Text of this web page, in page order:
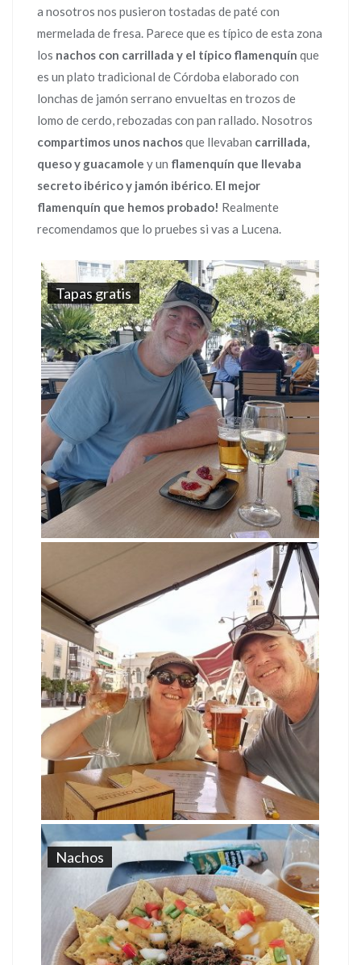
a nosotros nos pusieron tostadas de paté con
mermelada de fresa. Parece que es típico de esta zona
los nachos con carrillada y el típico flamenquín que
es un plato tradicional de Córdoba elaborado con
lonchas de jamón serrano envueltas en trozos de
lomo de cerdo, rebozadas con pan rallado. Nosotros
compartimos unos nachosque llevaban carrillada,
queso y guacamole y un flamenquín que llevaba
secreto ibérico y jamón ibérico. El mejor
flamenquín que hemos probado! Realmente
recomendamos que lo pruebes si vas a Lucena.
Tapas gratis
Nachos